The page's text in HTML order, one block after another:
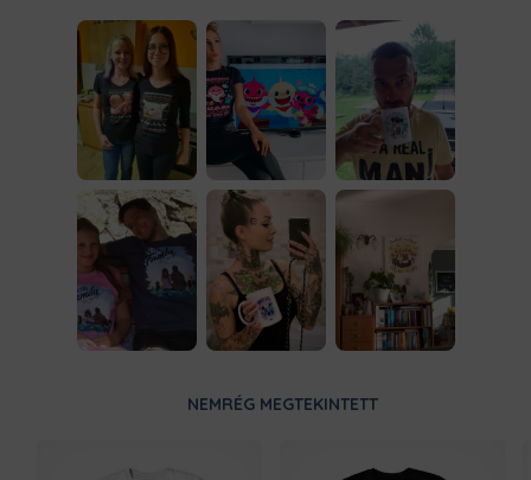
NEMRÉG MEGTEKINTETT